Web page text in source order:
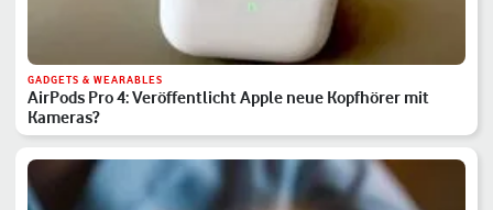
GADGETS & WEARABLES
AirPods Pro 4: Veröffentlicht Apple neue Kopfhörer mit
Kameras?